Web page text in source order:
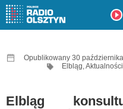
Opublikowany 30
Elbląg,Aktualności
Elbląg